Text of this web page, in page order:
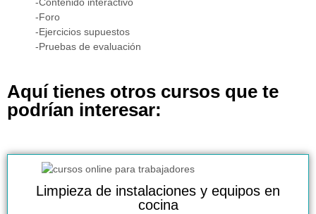
-Foro
-Ejercicios supuestos
-Pruebas de evaluación
Aquí tienes otros cursos que te
podrían interesar:
Limpieza de instalaciones y equipos en
cocina